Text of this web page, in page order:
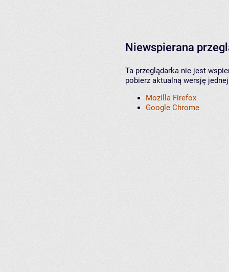
Niewspierana
Ta przeglądarka nie jest
pobierz aktualną wersję
Mozilla Firefox
Google Chrome